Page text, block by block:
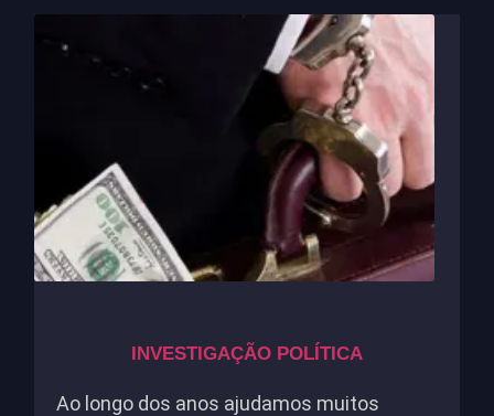
INVESTIGAÇÃO POLÍTICA
Ao longo dos anos ajudamos muitos